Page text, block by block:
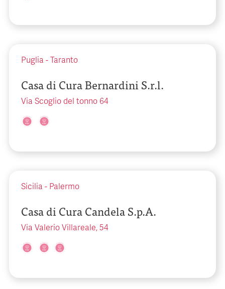
Puglia - Taranto
Casa di Cura Bernardini S.r.l.
Via Scoglio del tonno 64
Sicilia - Palermo
Casa di Cura Candela S.p.A.
Via Valerio Villareale, 54